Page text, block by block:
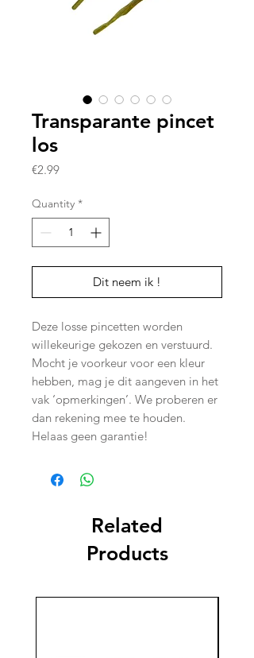
Transparante pincet
los
€2.99Price
Quantity *
Dit neem ik !
Deze losse pincetten worden
willekeurige gekozen en verstuurd.
Mocht je voorkeur voor een kleur
hebben, mag je dit aangeven in het
vak ‘opmerkingen’. We proberen er
dan rekening mee te houden.
Helaas geen garantie!
Related
Products